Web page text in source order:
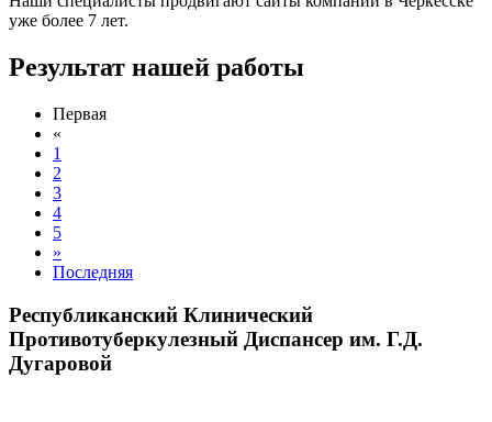
уже более 7 лет.
Результат нашей работы
Первая
«
1
2
3
4
5
»
Последняя
Республиканский Клинический
Противотуберкулезный Диспансер им. Г.Д.
Дугаровой